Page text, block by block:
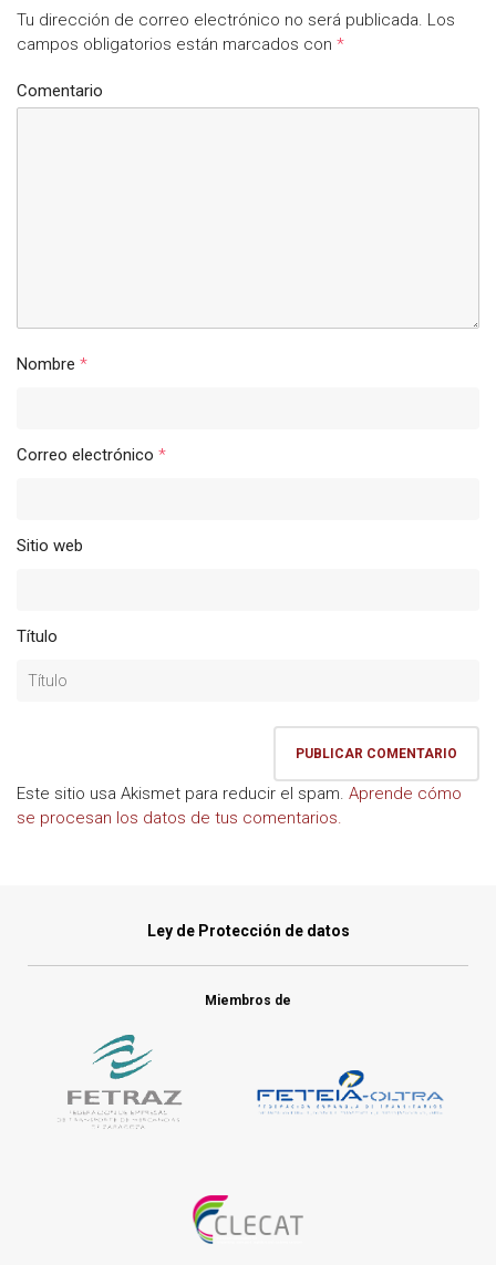
Tu dirección de correo electrónico no será publicada. Los
campos obligatorios están marcados con *
Comentario
Nombre *
Correo electrónico *
Sitio web
Título
Este sitio usa Akismet para reducir el spam. Aprende cómo
se procesan los datos de tus comentarios.
Ley de Protección de datos
Miembros de